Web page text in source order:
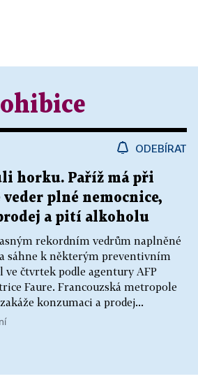
ODEBÍRAT
horku. Paříž má při
veder plné nemocnice,
a pití alkoholu
rekordním vedrům naplněné
sáhne k některým preventivním
čtvrtek podle agentury AFP
Faure. Francouzská metropole
konzumaci a prodej...